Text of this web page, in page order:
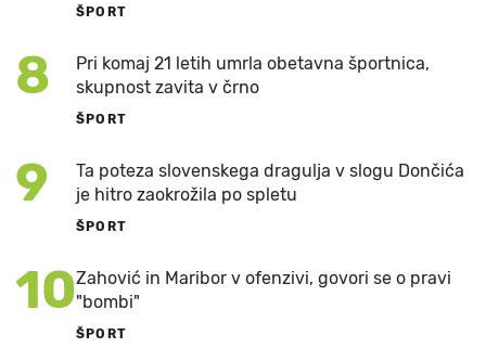
ŠPORT
8
Pri komaj 21 letih umrla obetavna športnica,
skupnost zavita v črno
ŠPORT
9
Ta poteza slovenskega dragulja v slogu Dončića
je hitro zaokrožila po spletu
ŠPORT
10Zahović in Maribor v ofenzivi, govori se o pravi
"bombi"
ŠPORT